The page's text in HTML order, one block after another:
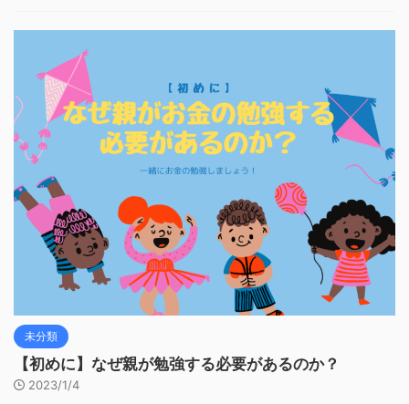
未分類
【初めに】なぜ親が勉強する必要があるのか？
2023/1/4